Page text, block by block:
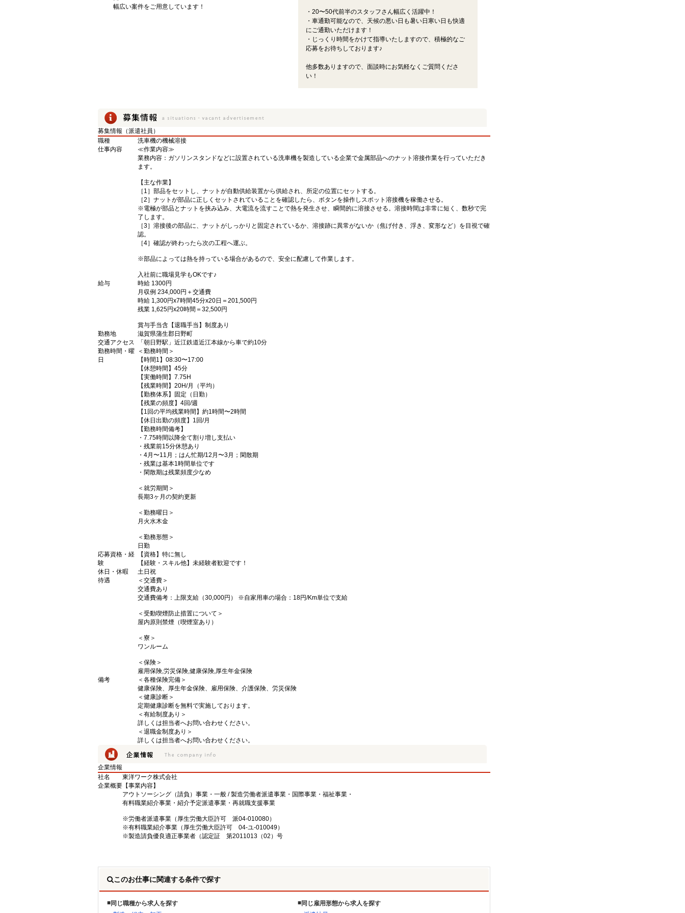
幅広い案件をご用意しています！
・20〜50代前半のスタッフさん幅広く活躍中！
・車通勤可能なので、天候の悪い日も暑い日寒い日も快適
にご通勤いただけます！
・じっくり時間をかけて指導いたしますので、積極的なご
応募をお待ちしております♪
他多数ありますので、面談時にお気軽なくご質問くださ
い！
募集情報（派遣社員）
職種
洗車機の機械溶接
仕事内容
≪作業内容≫
業務内容：ガソリンスタンドなどに設置されている洗車機を製造している企業で金属部品へのナット溶接作業を行っていただき
ます。
【主な作業】
［1］部品をセットし、ナットが自動供給装置から供給され、所定の位置にセットする。
［2］ナットが部品に正しくセットされていることを確認したら、ボタンを操作しスポット溶接機を稼働させる。
※電極が部品とナットを挟み込み、大電流を流すことで熱を発生させ、瞬間的に溶接させる。溶接時間は非常に短く、数秒で完
了します。
［3］溶接後の部品に、ナットがしっかりと固定されているか、溶接跡に異常がないか（焦げ付き、浮き、変形など）を目視で確
認。
［4］確認が終わったら次の工程へ運ぶ。
※部品によっては熱を持っている場合があるので、安全に配慮して作業します。
入社前に職場見学もOKです♪
給与
時給 1300円
月収例 234,000円＋交通費
時給 1,300円x7時間45分x20日＝201,500円
残業 1,625円x20時間＝32,500円
賞与手当含【退職手当】制度あり
勤務地
滋賀県蒲生郡日野町
交通アクセス
「朝日野駅」近江鉄道近江本線から車で約10分
勤務時間・曜
日
＜勤務時間＞
【時間1】08:30〜17:00
【休憩時間】45分
【実働時間】7.75H
【残業時間】20H/月（平均）
【勤務体系】固定（日勤）
【残業の頻度】4回/週
【1回の平均残業時間】約1時間〜2時間
【休日出勤の頻度】1回/月
【勤務時間備考】
・7.75時間以降全て割り増し支払い
・残業前15分休憩あり
・4月〜11月；はん忙期/12月〜3月；閑散期
・残業は基本1時間単位です
・閑散期は残業頻度少なめ
＜就労期間＞
長期3ヶ月の契約更新
＜勤務曜日＞
月火水木金
＜勤務形態＞
日勤
応募資格・経
験
【資格】特に無し
【経験・スキル他】未経験者歓迎です！
休日・休暇
土日祝
待遇
＜交通費＞
交通費あり
交通費備考：上限支給（30,000円） ※自家用車の場合：18円/Km単位で支給
＜受動喫煙防止措置について＞
屋内原則禁煙（喫煙室あり）
＜寮＞
ワンルーム
＜保険＞
雇用保険,労災保険,健康保険,厚生年金保険
備考
＜各種保険完備＞
健康保険、厚生年金保険、雇用保険、介護保険、労災保険
＜健康診断＞
定期健康診断を無料で実施しております。
＜有給制度あり＞
詳しくは担当者へお問い合わせください。
＜退職金制度あり＞
詳しくは担当者へお問い合わせください。
企業情報
社名
東洋ワーク株式会社
企業概要 【事業内容】
アウトソーシング（請負）事業・一般 / 製造労働者派遣事業・国際事業・福祉事業・
有料職業紹介事業・紹介予定派遣事業・再就職支援事業
※労働者派遣事業（厚生労働大臣許可 派04-010080）
※有料職業紹介事業（厚生労働大臣許可 04-ユ-010049）
※製造請負優良適正事業者（認定証 第2011013（02）号
このお仕事に関連する条件で探す
同じ職種から求人を探す
同じ雇用形態から求人を探す